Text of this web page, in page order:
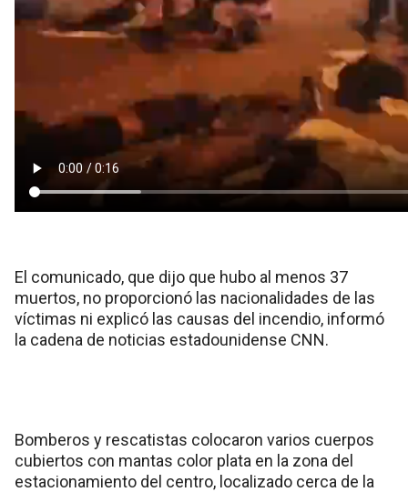
El comunicado, que dijo que hubo al menos 37
muertos, no proporcionó las nacionalidades de las
víctimas ni explicó las causas del incendio, informó
la cadena de noticias estadounidense CNN.
Bomberos y rescatistas colocaron varios cuerpos
cubiertos con mantas color plata en la zona del
estacionamiento del centro, localizado cerca de la